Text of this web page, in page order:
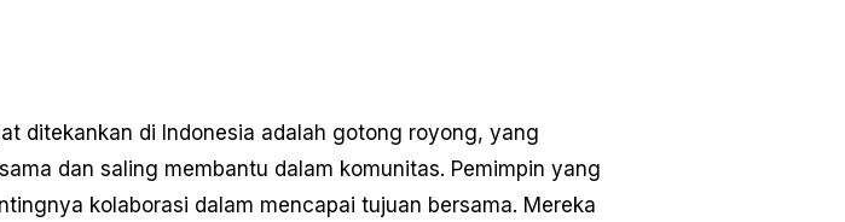
ditekankan di Indonesia adalah gotong royong, yang
dan saling membantu dalam komunitas. Pemimpin yang
kolaborasi dalam mencapai tujuan bersama. Mereka